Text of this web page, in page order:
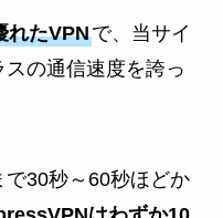
れたVPNで、当サイ
スの通信速度を誇っ
で30秒～60秒ほどか